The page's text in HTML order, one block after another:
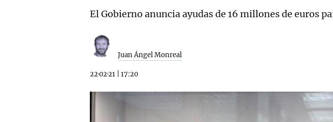
El Gobierno anuncia ayudas de 16 millones de euros
Juan Ángel Monreal
22·02·21 17:20